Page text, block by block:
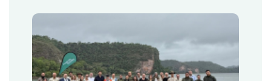
TRABAJAR EN UN LUGAR
CON LA NATURALEZA?
A SUMARTE A NUESTRO